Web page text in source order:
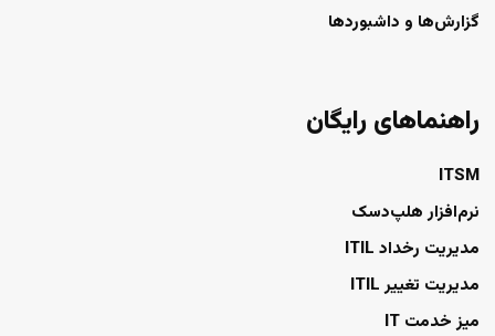
گزارش‌ها و داشبوردها
راهنماهای رایگان
ITSM
نرم‌افزار هلپ‌دسک
مدیریت رخداد ITIL
مدیریت تغییر ITIL
میز خدمت IT